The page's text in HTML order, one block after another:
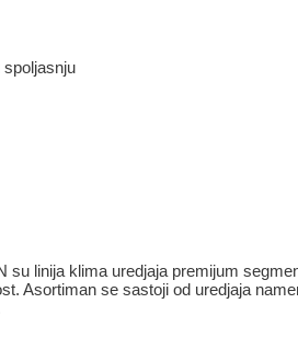
spoljasnju
linija klima uredjaja premijum
Asortiman se sastoji od uredjaja